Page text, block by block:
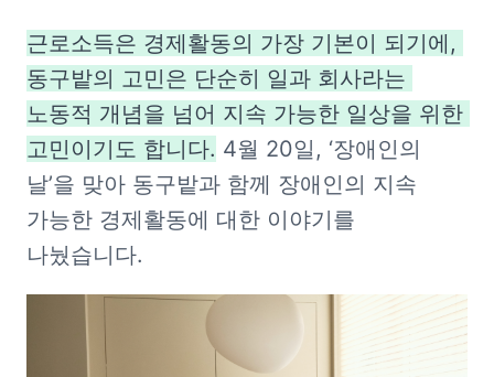
근로소득은 경제활동의 가장 기본이 되기에,
동구밭의 고민은 단순히 일과 회사라는
노동적 개념을 넘어 지속 가능한 일상을 위한
고민이기도 합니다. 4월 20일, ‘장애인의
날’을 맞아 동구밭과 함께 장애인의 지속
가능한 경제활동에 대한 이야기를
나눴습니다.